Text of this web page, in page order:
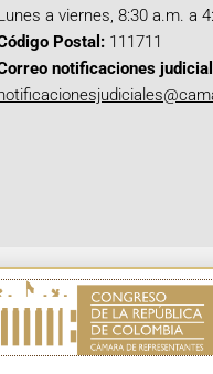
a viernes, 8:30 a.m. a
Postal: 111711
notificaciones